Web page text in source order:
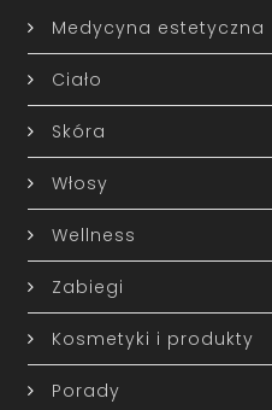
Medycyna estetyczna
Ciało
Skóra
Włosy
Wellness
Zabiegi
Kosmetyki i produkty
Porady